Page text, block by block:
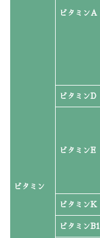
ビタミン
ビタミンA
ビタミンD
ビタミンE
ビタミンK
ビタミンB1